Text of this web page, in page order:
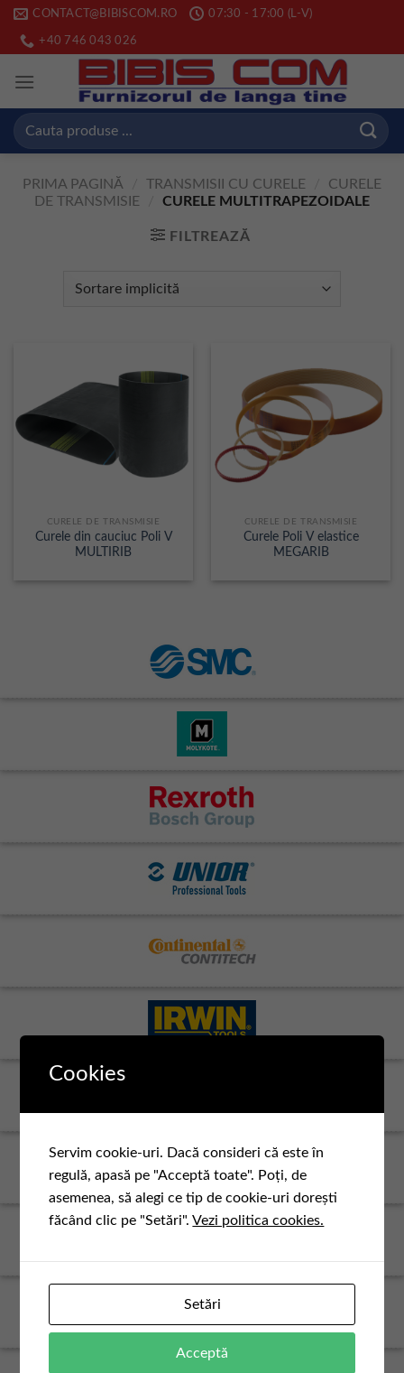
Skip
content
CONTACT@BIBISCOM.RO 07:30 - 17:00 (L-V)
+40 746 043 026
Caută
PRIMA PAGINĂ TRANSMISII CU CURELE
CURELE
DE TRANSMISIE
CURELE MULTITRAPEZOIDALE
FILTREAZĂ
CURELE DE TRANSMISIE
Curele din cauciuc Poli V
MULTIRIB
CURELE DE TRANSMISIE
Curele Poli V elastice
MEGARIB
Cookies
Servim cookie-uri. Dacă consideri că este în
regulă, apasă pe "Acceptă toate". Poți, de
asemenea, să alegi ce tip de cookie-uri dorești
făcând clic pe "Setări".Vezi politica cookies.
Setări
Acceptă